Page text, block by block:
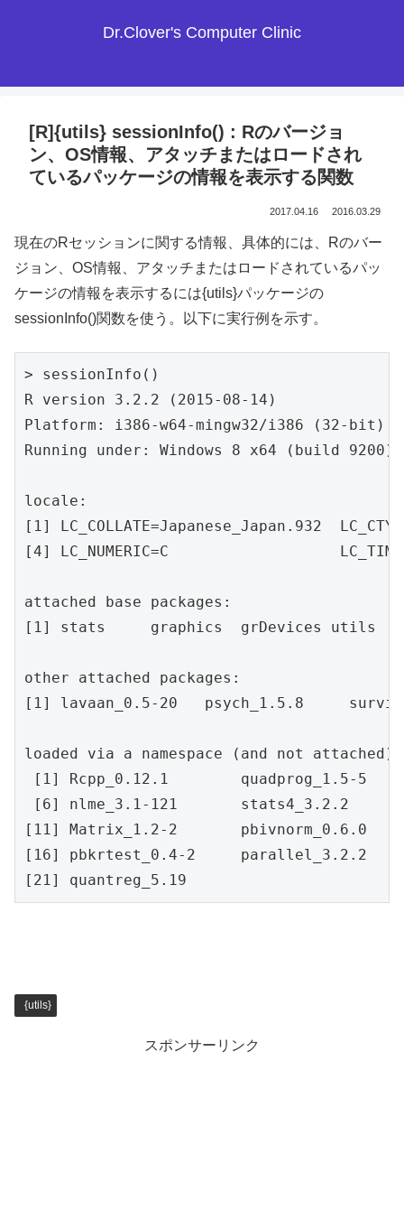
Dr.Clover's Computer Clinic
[R]{utils} sessionInfo() : Rのバージョ
ン、OS情報、アタッチまたはロードされ
ているパッケージの情報を表示する関数
2017.04.16 2016.03.29
現在のRセッションに関する情報、具体的には、Rのバー
ジョン、OS情報、アタッチまたはロードされているパッ
ケージの情報を表示するには{utils}パッケージの
sessionInfo()関数を使う。以下に実行例を示す。
> sessionInfo()
R version 3.2.2 (2015-08-14)
Platform: i386-w64-mingw32/i386 (32-bit)
Running under: Windows 8 x64 (build 9200)
locale:
[1] LC_COLLATE=Japanese_Japan.932
[4] LC_NUMERIC=C
attached base packages:
[1] stats     graphics  grDevices utils
other attached packages:
[1] lavaan_0.5-20   psych_1.5.8
loaded via a namespace (and not attached):
[1] Rcpp_0.12.1        quadprog_1.5-5
[6] nlme_3.1-121       stats4_3.2.2
[11] Matrix_1.2-2
[16] pbkrtest_0.4-2     parallel_3.2.2
[21] quantreg_5.19
{utils}
スポンサーリンク